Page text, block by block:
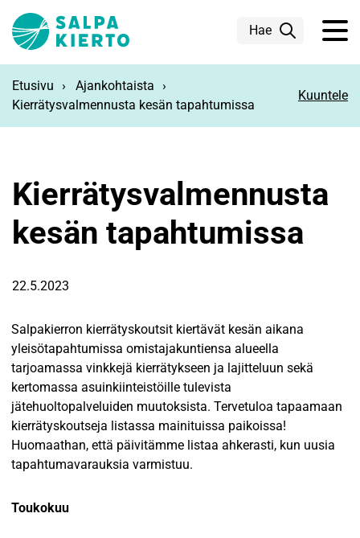
Hae
Etusivu
Ajankohtaista
Kierrätysvalmennusta kesän tapahtumissa
Kuuntele
Kierrätysvalmennusta
kesän tapahtumissa
22.5.2023
Salpakierron kierrätyskoutsit kiertävät kesän aikana
yleisötapahtumissa omistajakuntiensa alueella
tarjoamassa vinkkejä kierrätykseen ja lajitteluun sekä
kertomassa asuinkiinteistöille tulevista
jätehuoltopalveluiden muutoksista. Tervetuloa tapaamaan
kierrätyskoutseja listassa mainituissa paikoissa!
Huomaathan, että päivitämme listaa ahkerasti, kun uusia
tapahtumavarauksia varmistuu.
Toukokuu